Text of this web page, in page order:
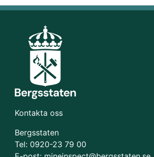
Kontakta oss
Bergsstaten
Tel: 0920-23 79 00